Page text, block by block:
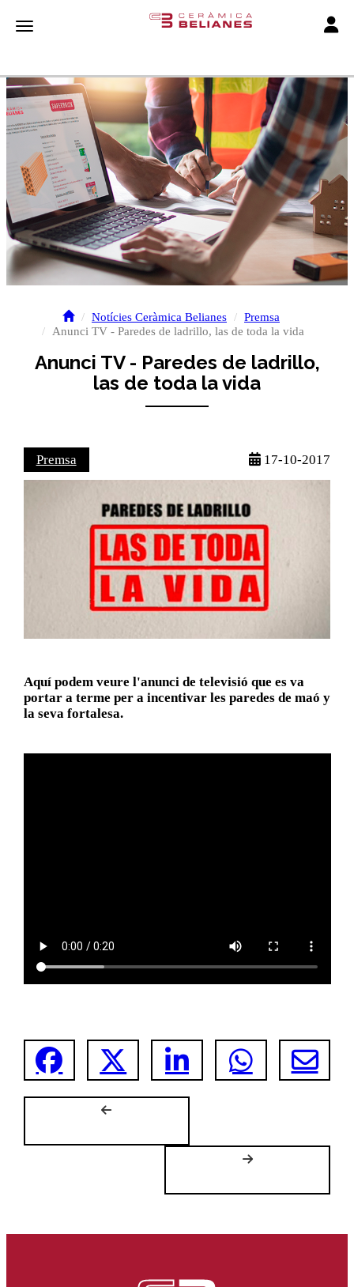
Toggle navigation
Notícies Ceràmica Belianes
Premsa
Anunci TV - Paredes de ladrillo, las de toda la vida
Anunci TV - Paredes de ladrillo,
las de toda la vida
Premsa 17-10-2017
Aquí podem veure l'anunci de televisió que es va
portar a terme per a incentivar les paredes de maó y
la seva fortalesa.